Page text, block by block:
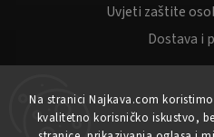
Na stranici Najkava.com
kvalitetno korisničko iskustvo,
Uvjeti zaštite
Dostava i
Moj